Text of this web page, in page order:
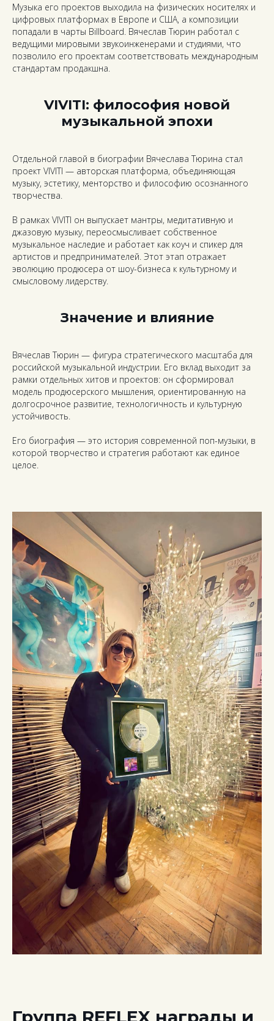
Музыка его проектов выходила на физических носителях и
цифровых платформах в Европе и США, а композиции
попадали в чарты Billboard. Вячеслав Тюрин работал с
ведущими мировыми звукоинженерами и студиями, что
позволило его проектам соответствовать международным
стандартам продакшна.
VIVITI: философия новой
музыкальной эпохи
Отдельной главой в биографии Вячеслава Тюрина стал
проект VIVITI — авторская платформа, объединяющая
музыку, эстетику, менторство и философию осознанного
творчества.
В рамках VIVITI он выпускает мантры, медитативную и
джазовую музыку, переосмысливает собственное
музыкальное наследие и работает как коуч и спикер для
артистов и предпринимателей. Этот этап отражает
эволюцию продюсера от шоу-бизнеса к культурному и
смысловому лидерству.
Значение и влияние
Вячеслав Тюрин — фигура стратегического масштаба для
российской музыкальной индустрии. Его вклад выходит за
рамки отдельных хитов и проектов: он сформировал
модель продюсерского мышления, ориентированную на
долгосрочное развитие, технологичность и культурную
устойчивость.
Его биография — это история современной поп-музыки, в
которой творчество и стратегия работают как единое
целое.
Группа REFLEX награды и